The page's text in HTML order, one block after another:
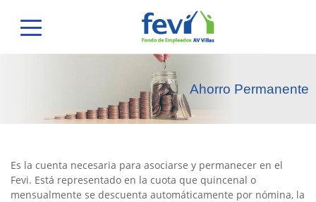
Ahorro Permanente
Es la cuenta necesaria para asociarse y permanecer en el
Fevi. Está representado en la cuota que quincenal o
mensualmente se descuenta automáticamente por nómina, la